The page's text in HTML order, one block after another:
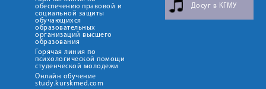
обеспечению правовой и
социальной защиты
обучающихся
образовательных
организаций высшего
образования
Горячая линия по
психологической помощи
студенческой молодежи
Онлайн обучение
study.kurskmed.com
Досуг в КГМУ